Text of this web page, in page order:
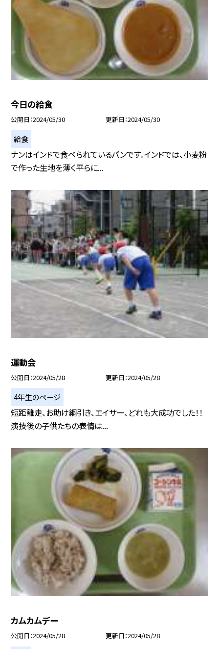
今日の給食
公開日 2024/05/30 更新日 2024/05/30
給食
ナンはインドで食べられているパンです。インドでは、小麦粉
で作った生地を薄く平らに...
運動会
公開日 2024/05/28 更新日 2024/05/28
4年生のページ
短距離走、お助け綱引き、エイサー、どれも大成功でした！！
演技後の子供たちの表情は...
カムカムデー
公開日 2024/05/28 更新日 2024/05/28